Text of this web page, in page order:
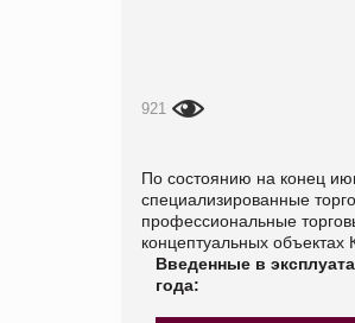
921
По состоянию на конец
специализированные
профессиональные
концептуальных
Введенные в
года: